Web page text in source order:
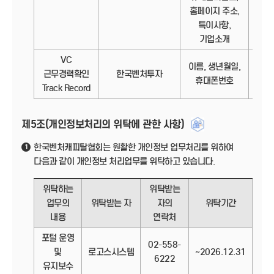
홈페이지 주소,
특이사항,
기업소개
VC
근무경력확인
Track Record
한국벤처투자
이름, 생년월일,
휴대폰번호
제5조(개인정보처리의 위탁에 관한 사항)
1
한국벤처캐피탈협회는 원활한 개인정보 업무처리를 위하여
다음과 같이 개인정보 처리업무를 위탁하고 있습니다.
위탁하는
업무의
내용
위탁받는 자
위탁받는
자의
연락처
위탁기간
포털 운영
및
유지보수
로고스시스템
02-558-
6222
~2026.12.31